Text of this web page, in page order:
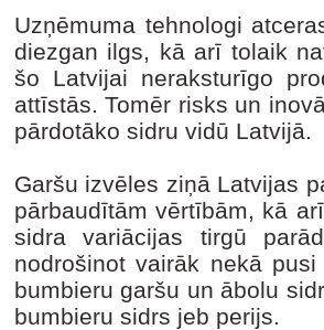
Uzņēmuma tehnologi
diezgan ilgs, kā arī tolaik
šo Latvijai neraksturīgo
attīstās. Tomēr risks un
pārdotāko sidru vidū Latvijā.
Garšu izvēles ziņā Latvijas
pārbaudītām vērtībām, kā
sidra variācijas tirgū
nodrošinot vairāk nekā
bumbieru garšu un ābolu
bumbieru sidrs jeb perijs.